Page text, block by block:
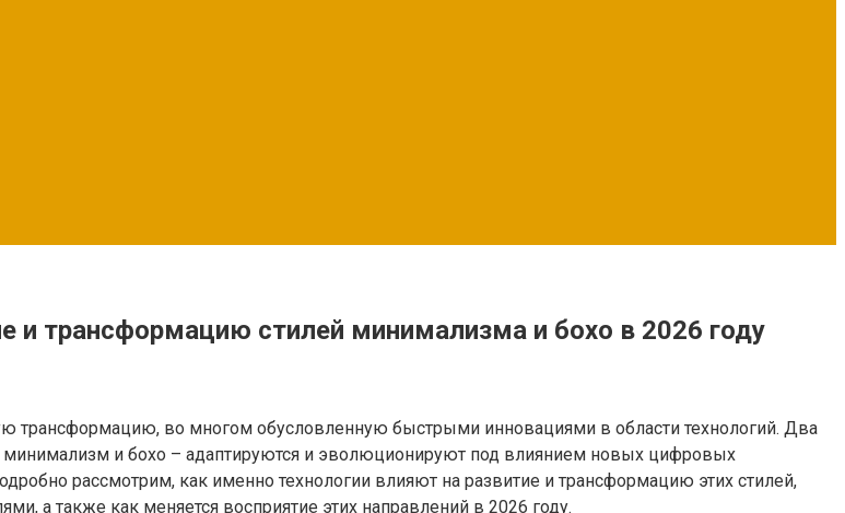
и трансформацию стилей минимализма и бохо в 2026 году
трансформацию, во многом обусловленную быстрыми инновациями в области технологий. Два
и бохо – адаптируются и эволюционируют под влиянием новых цифровых
рассмотрим, как именно технологии влияют на развитие и трансформацию этих стилей,
а также как меняется восприятие этих направлений в 2026 году.